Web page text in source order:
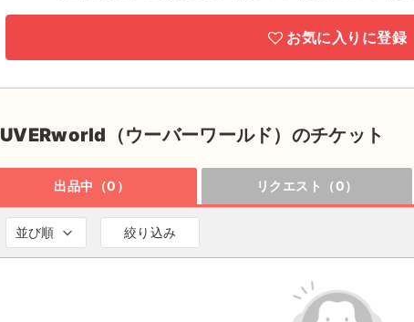
お気に入りに登録
UVERworld（ウーバーワールド）のチケット
出品中（0） リクエスト（0）
並び順 絞り込み